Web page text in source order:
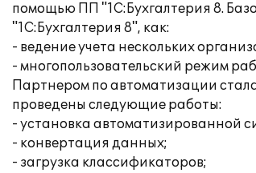
помощью ПП "1С:Бухгалтерия 8.
"1С:Бухгалтерия 8", как:
- ведение учета нескольких
- многопользовательский режим
Партнером по автоматизации
проведены следующие работы:
- установка автоматизированной
- конвертация данных;
- загрузка классификаторов;